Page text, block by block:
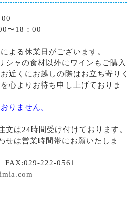
〜18：00
よる休業日がございます。
シャの食材以外にワインもご購入
近くにお越しの際はお立ち寄りく
心よりお待ち申し上げておりま
りません。
文は24時間受け付けております。
せは営業時間帯にお願いたしま
222-0561